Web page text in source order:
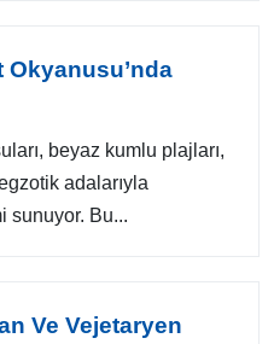
Okyanusu’nda
beyaz kumlu plajları,
adalarıyla
sunuyor. Bu...
Ve Vejetaryen